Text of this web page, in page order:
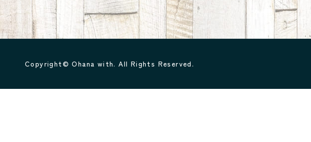
Copyright© Ohana with. All Rights Reserved.